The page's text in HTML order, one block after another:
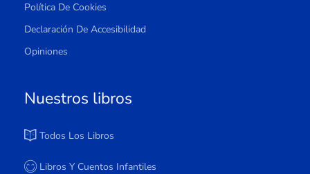
Política De Cookies
Declaración De Accesibilidad
Opiniones
Nuestros libros
Todos Los Libros
Libros Y Cuentos Infantiles